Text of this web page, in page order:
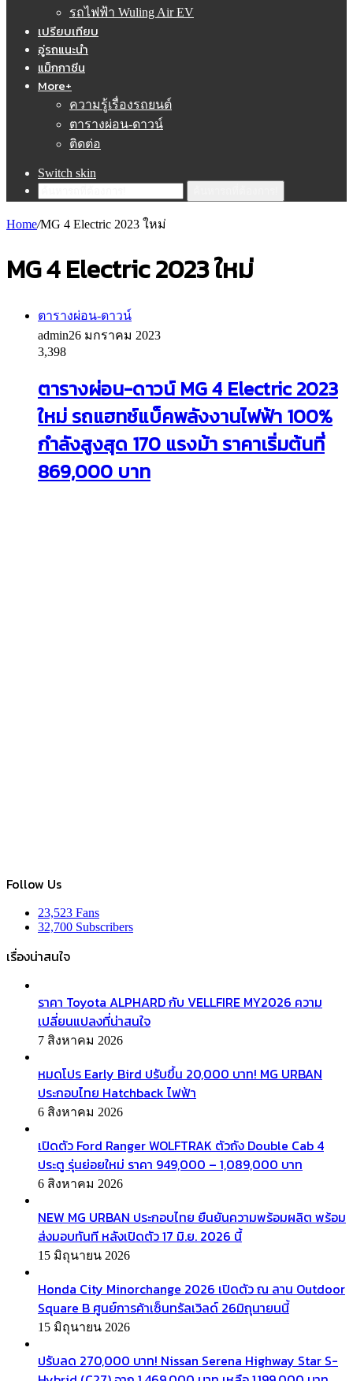
รถไฟฟ้า Wuling Air EV
เปรียบเทียบ
อู่รถแนะนำ
แม็กกาซีน
More+
ความรู้เรื่องรถยนต์
ตารางผ่อน-ดาวน์
ติดต่อ
Switch skin
Home/MG 4 Electric 2023 ใหม่
MG 4 Electric 2023 ใหม่
ตารางผ่อน-ดาวน์
admin26 มกราคม 2023
3,398
ตารางผ่อน-ดาวน์ MG 4 Electric 2023
ใหม่ รถแฮทช์แบ็คพลังงานไฟฟ้า 100%
กำลังสูงสุด 170 แรงม้า ราคาเริ่มต้นที่
869,000 บาท
Follow Us
23,523 Fans
32,700 Subscribers
เรื่องน่าสนใจ
ราคา Toyota ALPHARD กับ VELLFIRE MY2026 ความ
เปลี่ยนแปลงที่น่าสนใจ
7 สิงหาคม 2026
หมดโปร Early Bird ปรับขึ้น 20,000 บาท! MG URBAN
ประกอบไทย Hatchback ไฟฟ้า
6 สิงหาคม 2026
เปิดตัว Ford Ranger WOLFTRAK ตัวถัง Double Cab 4
ประตู รุ่นย่อยใหม่ ราคา 949,000 – 1,089,000 บาท
6 สิงหาคม 2026
NEW MG URBAN ประกอบไทย ยืนยันความพร้อมผลิต พร้อม
ส่งมอบทันที หลังเปิดตัว 17 มิ.ย. 2026 นี้
15 มิถุนายน 2026
Honda City Minorchange 2026 เปิดตัว ณ ลาน Outdoor
Square B ศูนย์การค้าเซ็นทรัลเวิลด์ 26มิถุนายนนี้
15 มิถุนายน 2026
ปรับลด 270,000 บาท! Nissan Serena Highway Star S-